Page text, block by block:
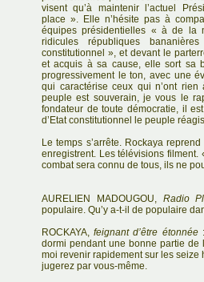
visent qu’à maintenir l’actuel
place ». Elle n’hésite pas à
équipes présidentielles « à de la
ridicules républiques
constitutionnel », et devant le
et acquis à sa cause, elle sort sa
progressivement le ton, avec une
qui caractérise ceux qui n’ont
peuple est souverain, je vous le
fondateur de toute démocratie, il
d’Etat constitutionnel le peuple
Le temps s’arrête. Rockaya
enregistrent. Les télévisions
combat sera connu de tous, ils ne
AURELIEN MADOUGOU, Radio
populaire. Qu’y a-t-il de populaire
ROCKAYA,feignant d’être étonnée:
dormi pendant une bonne partie de
moi revenir rapidement sur les seize
jugerez par vous-même.